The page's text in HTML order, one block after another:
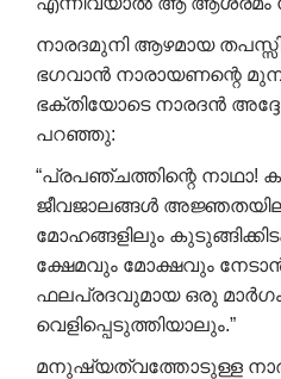
നാരദമുനി ആഴമായ
ഭഗവാൻ നാരായണന്റെ
ഭക്തിയോടെ നാരദൻ
പറഞ്ഞു:
“പ്രപഞ്ചത്തിന്റെ നാഥാ!
ജീവജാലങ്ങൾ
മോഹങ്ങളിലും
ക്ഷേമവും മോക്ഷവും
ഫലപ്രദവുമായ ഒരു മാർഗം
വെളിപ്പെടുത്തിയാലും.”
മനുഷ്യത്വത്തോടുള്ള